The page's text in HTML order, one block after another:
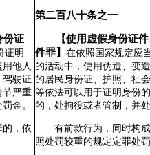
份证
证明
他人
驾驶证
节严重
金。
的，依
第二百八十条之一
【使用虚假身份证
件罪】在依照国家规定应
的活动中，使用伪造、变
的居民身份证、护照、社
等依法可以用于证明身份
的，处拘役或者管制，并
有前款行为，同时构
照处罚较重的规定定罪处